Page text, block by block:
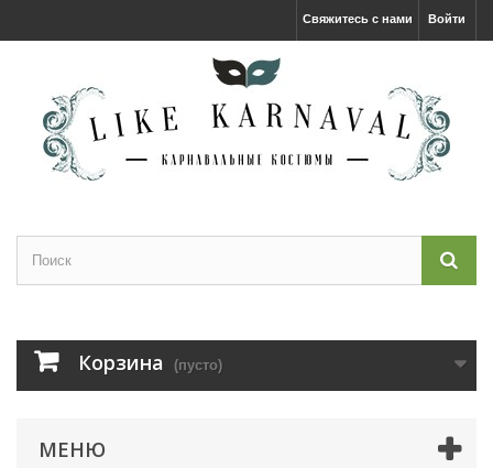
Войти
Свяжитесь с нами
Корзина (пусто)
МЕНЮ